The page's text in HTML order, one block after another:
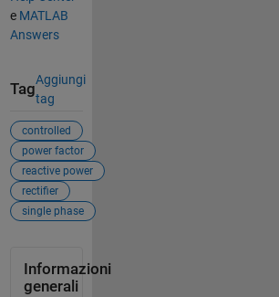
e MATLAB
Answers
Tag
Aggiungi
tag
controlled
power factor
reactive power
rectifier
single phase
Informazioni
generali